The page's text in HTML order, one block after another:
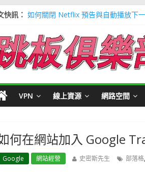
快訊： 如何關閉 Netflix 預告與自動播放下
信用卡號產生器 (含CVV) 懶人包＃
寶可夢飛人安卓必裝 FonesGo 虛擬
Google 刪除超過兩年登入帳號＃不想
VPN 線上資源 網路空間
何在網站加入 Google
Google 網站經營 史密斯先生 部落格,